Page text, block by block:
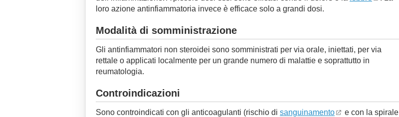
loro azione antinfiammatoria invece è efficace solo a grandi dosi.
Modalità di somministrazione
Gli antinfiammatori non steroidei sono somministrati per via orale, iniettati, per via
rettale o applicati localmente per un grande numero di malattie e soprattutto in
reumatologia.
Controindicazioni
Sono controindicati con gli anticoagulanti (rischio di sanguinamento
e con la spirale